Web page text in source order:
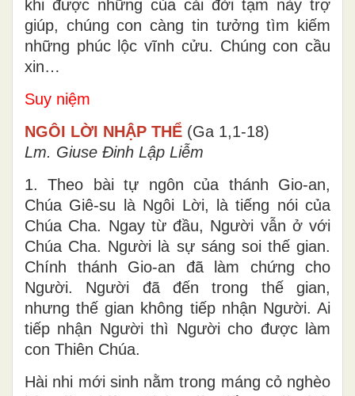
được Chúa ban ơn trợ lực dồi dào, xin
rộng tay ban phát hôm nay và mãi mãi; để
khi được những của cải đời tạm này trợ
giúp, chúng con càng tin tưởng tìm kiếm
những phúc lộc vĩnh cửu. Chúng con cầu
xin…
Suy niệm
NGÔI LỜI NHẬP THỂ
(Ga 1,1-18)
Lm. Giuse Đinh Lập Liễm
1. Theo bài tự ngôn của thánh Gio-an,
Chúa Giê-su là Ngôi Lời, là tiếng nói của
Chúa Cha. Ngay từ đầu, Người vẫn ở với
Chúa Cha. Người là sự sáng soi thế gian.
Chính thánh Gio-an đã làm chứng cho
Người. Người đã đến trong thế gian,
nhưng thế gian không tiếp nhận Người. Ai
tiếp nhận Người thì Người cho được làm